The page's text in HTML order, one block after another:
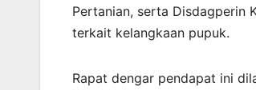
Pertanian, serta Disdagperin
terkait kelangkaan pupuk.
Rapat dengar pendapat ini